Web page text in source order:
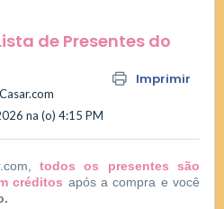
de Presentes do
Imprimir
na (o) 4:15 PM
todos os presentes são
créditos após a compra e você